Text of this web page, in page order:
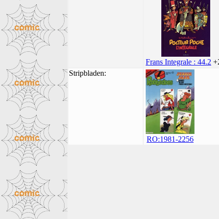
Frans Integrale : 44.2
Stripbladen:
RO:1981-2256